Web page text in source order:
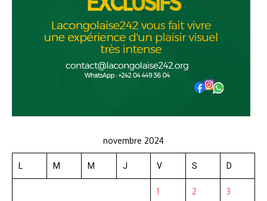
novembre 2024
L M M J V S D
1 2 3